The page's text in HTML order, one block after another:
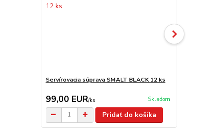
Servírovacia súprava SMALT BLACK 12 ks
99,00 EUR/ks Skladom
Pridať do košíka